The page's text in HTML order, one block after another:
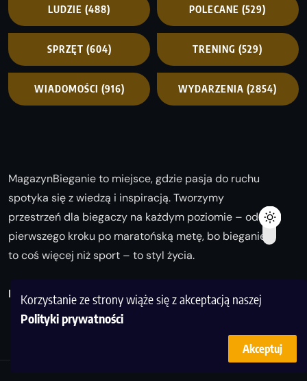
Korzystanie ze strony wiąże się z akceptacją naszej
Polityki prywatności
Akceptuj
LUDZIE (488) POLECANE (529)
SPRZĘT (604) TRENING (529)
WIADOMOŚCI (916) WYDARZENIA (2854)
MagazynBieganie to miejsce, gdzie pasja do ruchu
spotyka się z wiedzą i inspiracją. Tworzymy
przestrzeń dla biegaczy na każdym poziomie – od
pierwszego kroku po maratońską metę, bo bieganie
to coś więcej niż sport – to styl życia.
Biegaj z nami i odkrywaj swoją najlepszą wersję!